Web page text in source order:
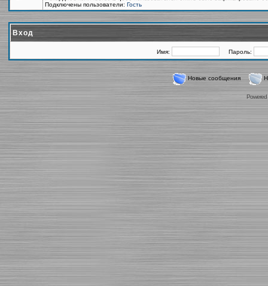
Подключены пользователи: Гость
Вход
Имя: Пароль:
Новые сообщения